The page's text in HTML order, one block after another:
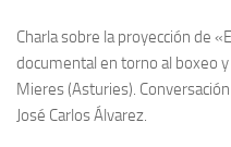
Charla sobre la proyección de
documental en torno al boxeo
Mieres (Asturies).
José Carlos Álvarez.